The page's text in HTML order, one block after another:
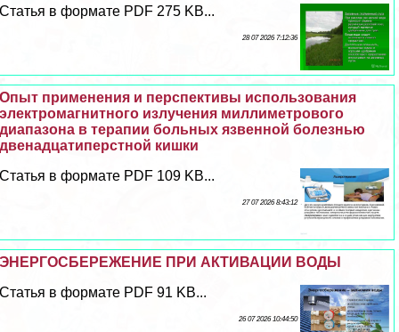
Статья в формате PDF 275 KB...
28 07 2026 7:12:36
Опыт применения и перспективы использования
электромагнитного излучения миллиметрового
диапазона в терапии больных язвенной болезнью
двенадцатиперстной кишки
Статья в формате PDF 109 KB...
27 07 2026 8:43:12
ЭНЕРГОСБЕРЕЖЕНИЕ ПРИ АКТИВАЦИИ ВОДЫ
Статья в формате PDF 91 KB...
26 07 2026 10:44:50